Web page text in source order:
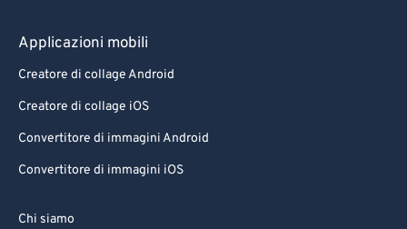
Applicazioni mobili
Creatore di collage Android
Creatore di collage iOS
Convertitore di immagini Android
Convertitore di immagini iOS
Chi siamo